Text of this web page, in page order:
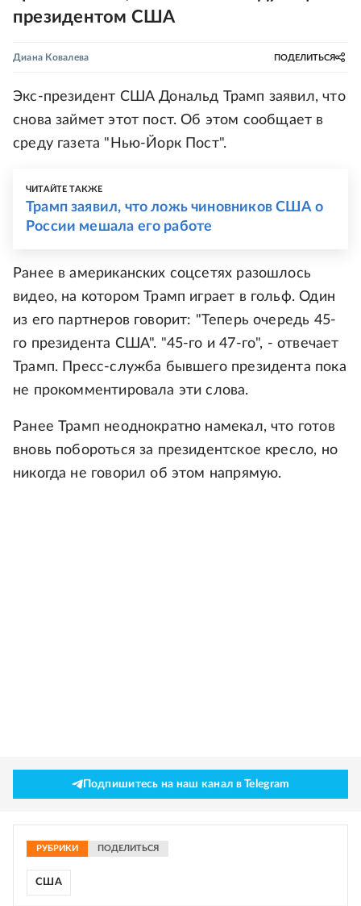
президентом США
Диана Ковалева ПОДЕЛИТЬСЯ
Экс-президент США Дональд Трамп заявил, что
снова займет этот пост. Об этом сообщает в
среду газета "Нью-Йорк Пост".
ЧИТАЙТЕ ТАКЖЕ
Трамп заявил, что ложь чиновников США о
России мешала его работе
Ранее в американских соцсетях разошлось
видео, на котором Трамп играет в гольф. Один
из его партнеров говорит: "Теперь очередь 45-
го президента США". "45-го и 47-го", - отвечает
Трамп. Пресс-служба бывшего президента пока
не прокомментировала эти слова.
Ранее Трамп неоднократно намекал, что готов
вновь побороться за президентское кресло, но
никогда не говорил об этом напрямую.
Подпишитесь на наш канал в Telegram
РУБРИКИ ПОДЕЛИТЬСЯ
США